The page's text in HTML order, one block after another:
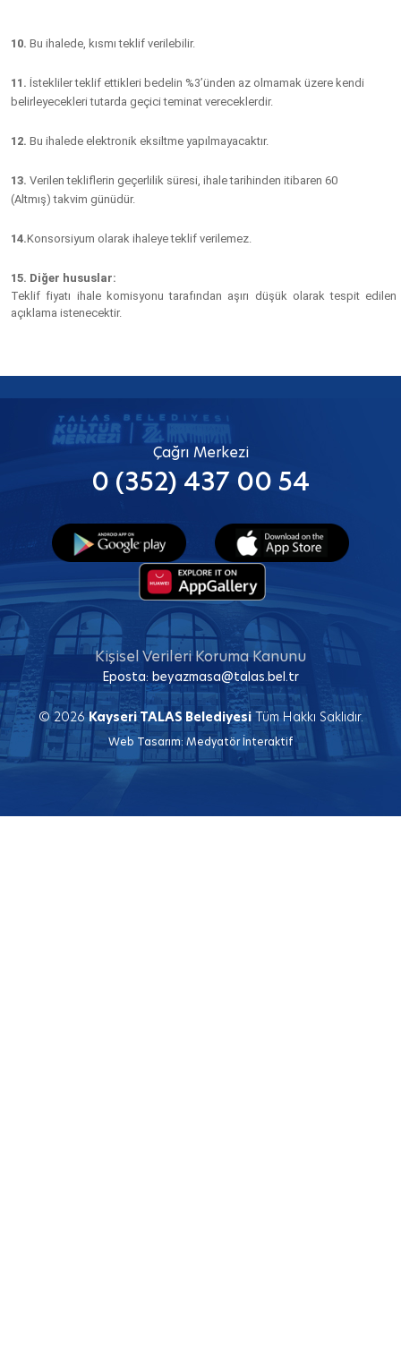
10. Bu ihalede, kısmı teklif verilebilir.
11. İstekliler teklif ettikleri bedelin %3’ünden az olmamak üzere kendi
belirleyecekleri tutarda geçici teminat vereceklerdir.
12. Bu ihalede elektronik eksiltme yapılmayacaktır.
13. Verilen tekliflerin geçerlilik süresi, ihale tarihinden itibaren 60
(Altmış) takvim günüdür.
14.Konsorsiyum olarak ihaleye teklif verilemez.
15. Diğer hususlar:
Teklif fiyatı ihale komisyonu tarafından aşırı düşük olarak tespit
açıklama istenecektir.
Çağrı Merkezi
0 (352) 437 00 54
Kişisel Verileri Koruma Kanunu
Eposta: beyazmasa@talas.bel.tr
© 2026Kayseri TALAS BelediyesiTüm Hakkı Saklıdır.
Web Tasarım:Medyatör İnteraktif